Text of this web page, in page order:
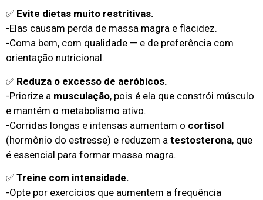
✅ Evite dietas muito restritivas.
-Elas causam perda de massa magra e flacidez.
-Coma bem, com qualidade — e de preferência com
orientação nutricional.
✅ Reduza o excesso de aeróbicos.
-Priorize a musculação, pois é ela que constrói músculo
e mantém o metabolismo ativo.
-Corridas longas e intensas aumentam o cortisol
(hormônio do estresse) e reduzem a testosterona, que
é essencial para formar massa magra.
✅ Treine com intensidade.
-Opte por exercícios que aumentem a frequência